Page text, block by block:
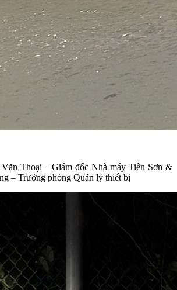
Thoại – Giám đốc Nhà máy Tiên Sơn &
– Trưởng phòng Quản lý thiết bị